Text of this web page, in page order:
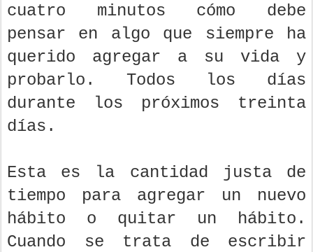
cuatro minutos cómo debe
pensar en algo que siempre ha
querido agregar a su vida y
probarlo. Todos los días
durante los próximos treinta
días.
Esta es la cantidad justa de
tiempo para agregar un nuevo
hábito o quitar un hábito.
Cuando se trata de escribir